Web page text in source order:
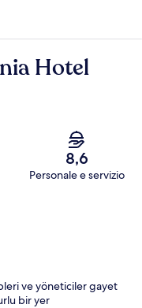
Hotel
8,6
Personale e servizio
ve yöneticiler gayet
bir yer